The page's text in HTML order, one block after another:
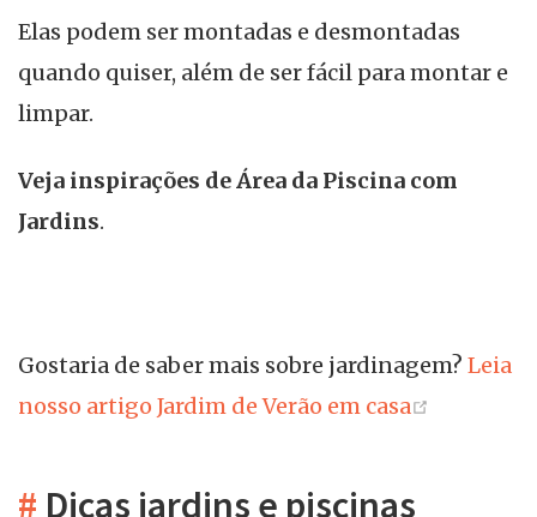
Elas podem ser montadas e desmontadas
quando quiser, além de ser fácil para montar e
limpar.
Veja inspirações de Área da Piscina com
Jardins.
Gostaria de saber mais sobre jardinagem? Leia
nosso artigo Jardim de Verão em casa
# Dicas jardins e piscinas